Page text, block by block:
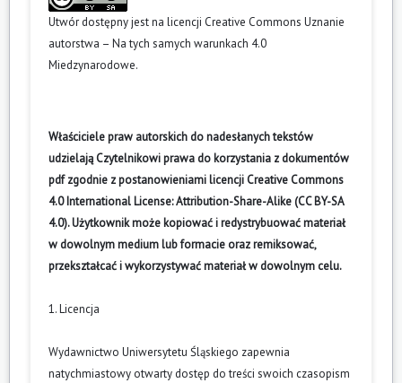
Utwór dostępny jest na licencji Creative Commons Uznanie
autorstwa – Na tych samych warunkach 4.0
Miedzynarodowe.
Właściciele praw autorskich do nadesłanych tekstów
udzielają Czytelnikowi prawa do korzystania z dokumentów
pdf zgodnie z postanowieniami licencji Creative Commons
4.0 International License: Attribution-Share-Alike (CC BY-SA
4.0). Użytkownik może kopiować i redystrybuować materiał
w dowolnym medium lub formacie oraz remiksować,
przekształcać i wykorzystywać materiał w dowolnym celu.
1. Licencja
Wydawnictwo Uniwersytetu Śląskiego zapewnia
natychmiastowy otwarty dostęp do treści swoich czasopism